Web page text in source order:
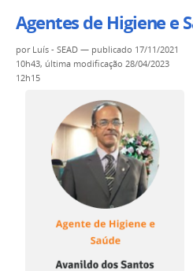
Agentes de Higiene e
por Luís - SEAD — publicado 17/11/2021
10h43, última modificação 28/04/2023
12h15